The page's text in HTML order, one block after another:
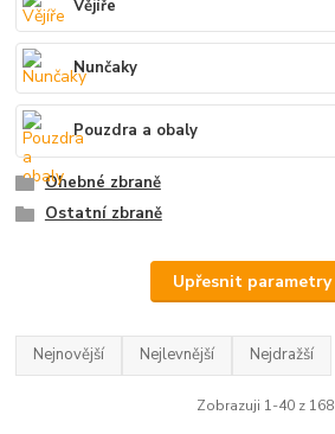
Vějíře
Nunčaky
Pouzdra a obaly
Ohebné zbraně
Ostatní zbraně
Upřesnit parametry
Nejnovější Nejlevnější Nejdražší
Zobrazuji 1-40 z 168